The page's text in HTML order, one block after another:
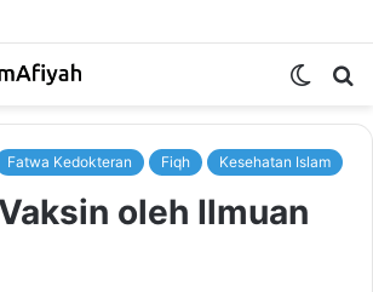
Switch
Fatwa Kedokteran Fiqh Kesehatan Islam
oleh Ilmuan